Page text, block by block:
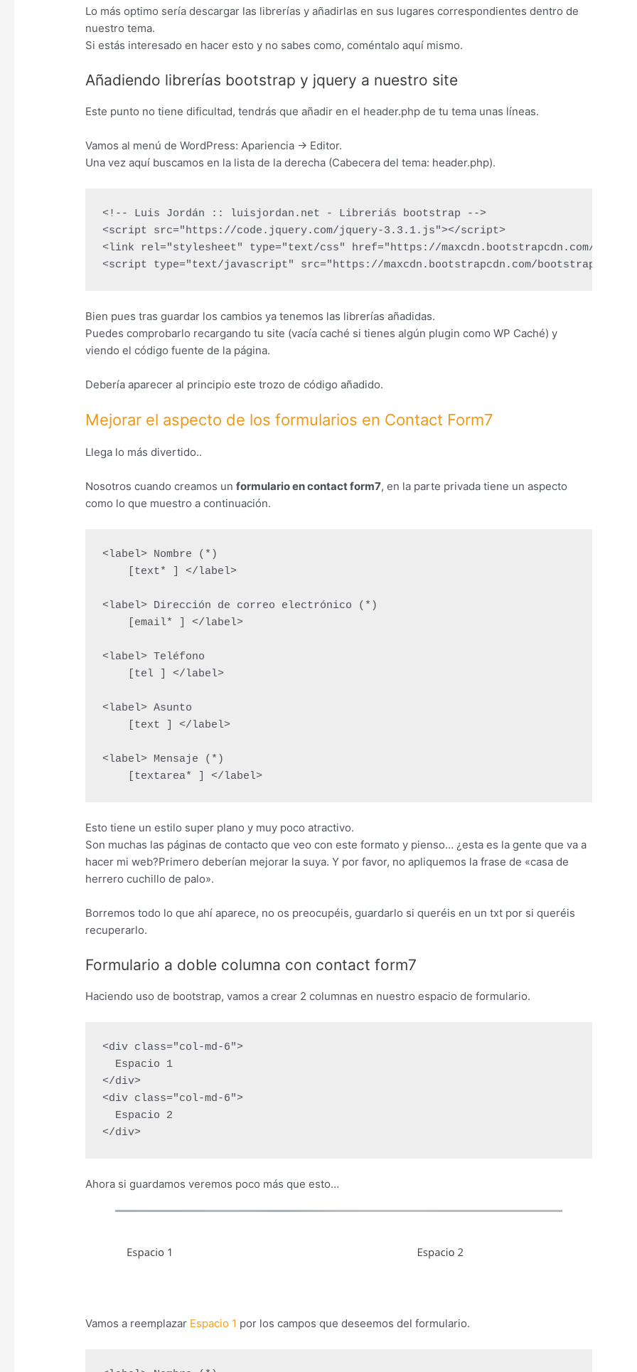
Lo más optimo sería descargar las librerías y añadirlas en sus lugares correspondientes dentro de
nuestro tema.
Si estás interesado en hacer esto y no sabes como, coméntalo aquí mismo.
Añadiendo librerías bootstrap y jquery a nuestro site
Este punto no tiene dificultad, tendrás que añadir en el header.php de tu tema unas líneas.
Vamos al menú de WordPress: Apariencia -> Editor.
Una vez aquí buscamos en la lista de la derecha (Cabecera del tema: header.php).
<!-- Luis Jordán :: luisjordan.net - Libreriás bootstrap -->
<script src="https://code.jquery.com/jquery-3.3.1.js"></script>
<link rel="stylesheet" type="text/css" href="https://maxcdn.bootstrapcdn.com/
<script type="text/javascript" src="https://maxcdn.bootstrapcdn.com/bootstrap/
Bien pues tras guardar los cambios ya tenemos las librerías añadidas.
Puedes comprobarlo recargando tu site (vacía caché si tienes algún plugin como WP Caché) y
viendo el código fuente de la página.
Debería aparecer al principio este trozo de código añadido.
Mejorar el aspecto de los formularios en Contact Form7
Llega lo más divertido..
Nosotros cuando creamos unformulario en contact form7, en la parte privada tiene un aspecto
como lo que muestro a continuación.
<label> Nombre (*)
    [text* ] </label>
<label> Dirección de correo electrónico (*)
    [email* ] </label>
<label> Teléfono
    [tel ] </label>
<label> Asunto
    [text ] </label>
<label> Mensaje (*)
    [textarea* ] </label>
Esto tiene un estilo super plano y muy poco atractivo.
Son muchas las páginas de contacto que veo con este formato y pienso… ¿esta es la gente que va a
hacer mi web?Primero deberían mejorar la suya. Y por favor, no apliquemos la frase de «casa de
herrero cuchillo de palo».
Borremos todo lo que ahí aparece, no os preocupéis, guardarlo si queréis en un txt por si queréis
recuperarlo.
Formulario a doble columna con contact form7
Haciendo uso de bootstrap, vamos a crear 2 columnas en nuestro espacio de formulario.
<div class="col-md-6">
  Espacio 1
</div>
<div class="col-md-6">
  Espacio 2
</div>
Ahora si guardamos veremos poco más que esto…
Vamos a reemplazar Espacio 1 por los campos que deseemos del formulario.